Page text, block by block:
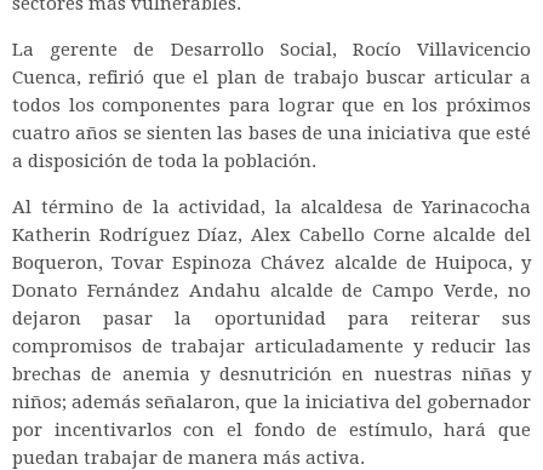
La gerente de Desarrollo Social, Rocío Villavicencio
Cuenca, refirió que el plan de trabajo buscar articular a
todos los componentes para lograr que en los próximos
cuatro años se sienten las bases de una iniciativa que esté
a disposición de toda la población.
Al término de la actividad, la alcaldesa de Yarinacocha
Katherin Rodríguez Díaz, Alex Cabello Corne alcalde del
Boqueron, Tovar Espinoza Chávez alcalde de Huipoca, y
Donato Fernández Andahu alcalde de Campo Verde, no
dejaron pasar la oportunidad para reiterar sus
compromisos de trabajar articuladamente y reducir las
brechas de anemia y desnutrición en nuestras niñas y
niños; además señalaron, que la iniciativa del gobernador
por incentivarlos con el fondo de estímulo, hará que
puedan trabajar de manera más activa.